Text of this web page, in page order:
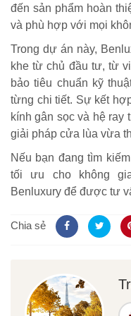
đến sản phẩm hoàn
và phù hợp với mọi
Trong dự án này,
khe từ chủ đầu tư, từ
bảo tiêu chuẩn kỹ
từng chi tiết. Sự kết
kính gân sọc và hệ ray
giải pháp cửa lùa vừa
Nếu bạn đang tìm
tối ưu cho không
Benluxury để được tư
Chia sẻ